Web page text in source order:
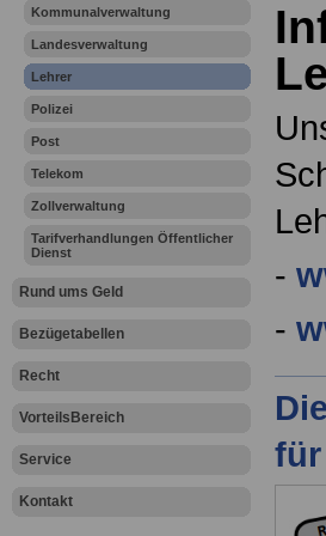
Kommunalverwaltung
Landesverwaltung
Lehrer
Polizei
Post
Telekom
Zollverwaltung
Tarifverhandlungen Öffentlicher
Dienst
Rund ums Geld
Bezügetabellen
Recht
VorteilsBereich
Service
Kontakt
-
-
für